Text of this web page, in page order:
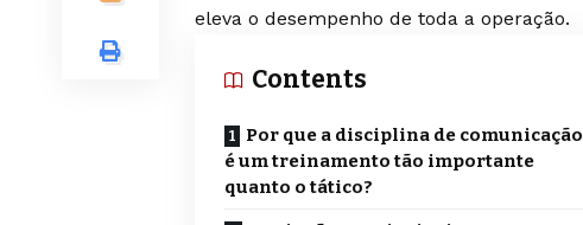
eleva o desempenho de toda a operação.
Contents
Por que a disciplina de comunicação
é um treinamento tão importante
quanto o tático?